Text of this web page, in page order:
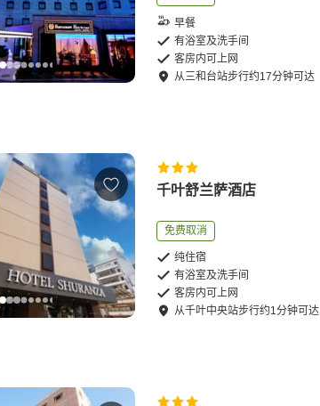
早餐
有浴室及洗手间
客房内可上网
从三和台站步行约17分钟可达
千叶舒兰萨酒店
免费取消
纯住宿
有浴室及洗手间
客房内可上网
从千叶中央站步行约1分钟可达